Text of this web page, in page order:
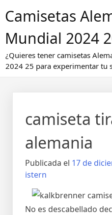
alCamisetas
Mundial 2024
¿Quieres tener camisetas
2024 25 para experimentar tu
camiseta
alemania
Publicada el 17 de
istern
No es descabellado